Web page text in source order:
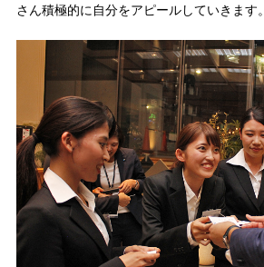
さん積極的に自分をアピールしていきます。